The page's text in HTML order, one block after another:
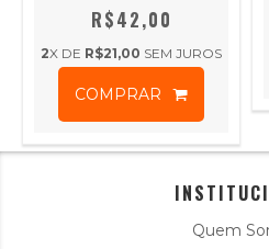
R$42,00
2X DE R$21,00 SEM JUROS
COMPRAR
Quem